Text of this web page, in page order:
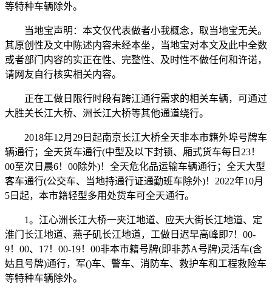
等特种车辆除外。
当地宝声明：本文仅代表做者小我概念，取当地宝无关。
其原创性及文中陈述内容未经本坐，当地宝对本文及此中全数
或者部门内容的实正在性、完整性、及时性不做任何和许诺，
请网友自行核实相关内容。
正在工做日限行时段有跨江通行需求的相关车辆，可通过
大胜关长江大桥、洲长江大桥等其他通道绕行。
2018年12月29日起南京长江大桥全天非本市籍外埠号牌车
辆通行；全天货车通行(中型及以下封锁、厢式货车每日23！
00至次日晨6！00除外)！全天危化品运输车辆通行；全天大型
客车通行(公交车、当地持通行证通勤班车除外)！2022年10月
5日起，本市籍轻型多用处货车可全天通行。
1。江心洲长江大桥一夹江地道、应天大街长江地道、定
淮门长江地道、燕子矶长江地道，工做日迟早高峰即7！00-
9！00、17！00-19！00非本市籍号牌(即非苏A号牌)灵活车(含
姑且号牌)通行，军()车、警车、消防车、救护车和工程救险车
等特种车辆除外。